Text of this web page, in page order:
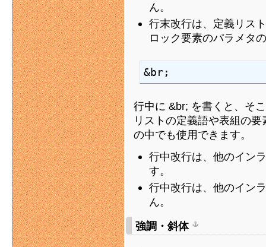
ん。
行末改行は、定義リス
ロック要素のパラメタ
&br;
行中に &br; を書くと、そ
リストの定義語や表組の
の中でも使用できます。
行中改行は、他のイン
す。
行中改行は、他のイン
ん。
強調・斜体